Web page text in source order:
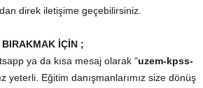
direk iletişime geçebilirsiniz.
İÇİN ;
ya da kısa mesaj olarak “uzem-kpss-
yeterli. Eğitim danışmanlarımız size dönüş